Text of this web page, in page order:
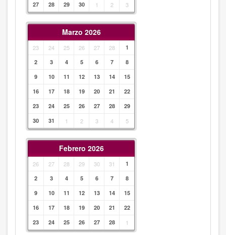
27
28 29 30 1 2 3
Marzo 2026
23 24 25 26 27 28
1
2
3 4 5 6 7
8
9
10 11 12 13 14
15
16
17 18 19 20 21
22
23
24 25 26 27 28
29
30
31 1 2 3 4 5
Febrero 2026
26 27 28 29 30 31
1
2
3 4 5 6 7
8
9
10 11 12 13 14
15
16
17 18 19 20 21
22
23
24 25 26 27 28 1